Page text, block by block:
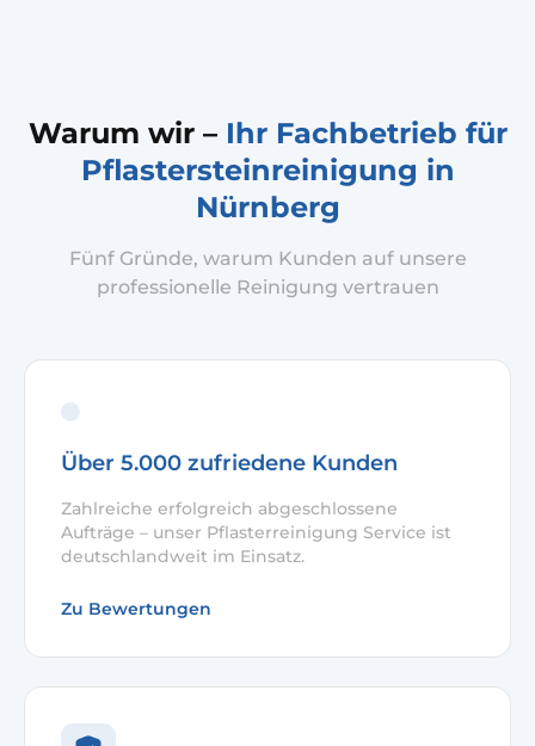
Warum wir – Ihr Fachbetrieb für
Pflastersteinreinigung in
Nürnberg
Fünf Gründe, warum Kunden auf unsere
professionelle Reinigung vertrauen
Über 5.000 zufriedene Kunden
Zahlreiche erfolgreich abgeschlossene
Aufträge – unser Pflasterreinigung Service ist
deutschlandweit im Einsatz.
Zu Bewertungen